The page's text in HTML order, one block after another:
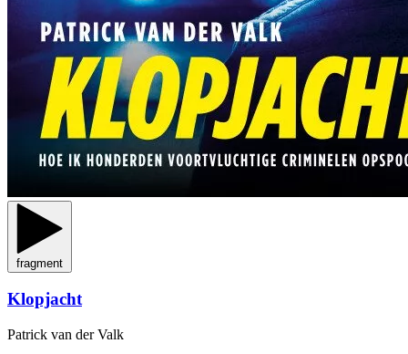
fragment
Klopjacht
Patrick van der Valk